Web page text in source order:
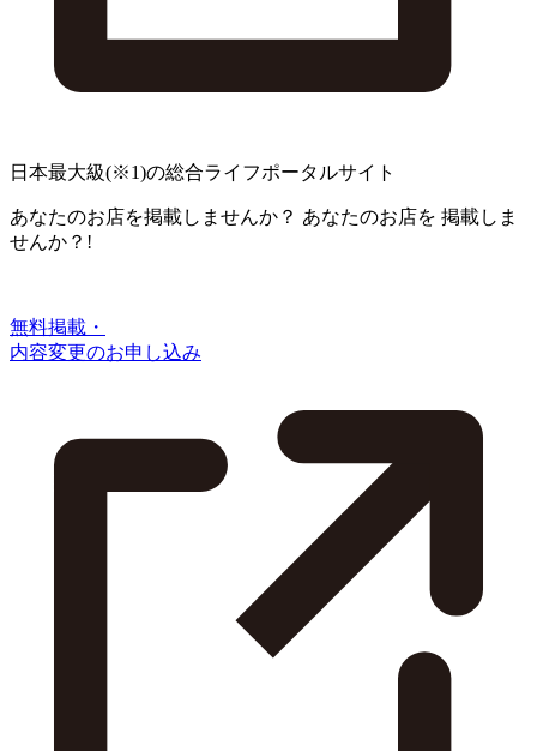
日本最大級(※1)の総合ライフポータルサイト
あなたのお店を掲載しませんか？ あなたのお店を 掲載しま
せんか？!
無料掲載・
内容変更のお申し込み